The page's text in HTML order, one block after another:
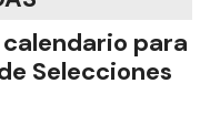
para
Selecciones